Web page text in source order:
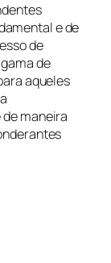
e de
de
de
aqueles
maneira